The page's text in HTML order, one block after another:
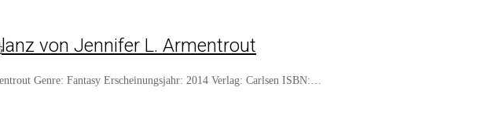
von Jennifer L. Armentrout
Genre: Fantasy Erscheinungsjahr: 2014 Verlag: Carlsen ISBN:…